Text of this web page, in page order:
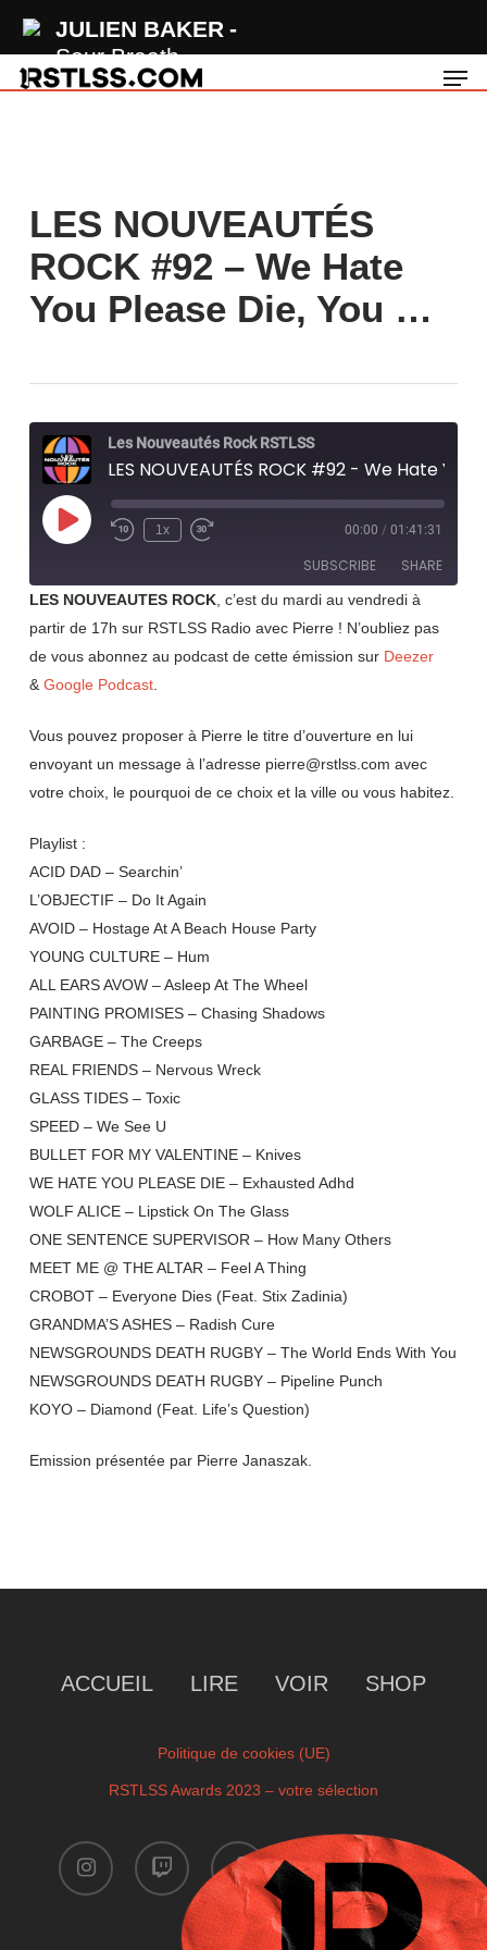
JULIEN BAKER
Sour Breath
main
LES NOUVEAUTÉS
ROCK #92 – We Hate
You Please Die, You …
Les Nouveautés Rock RSTLSS
Play
Episode Rewind
1x
Fast
seconds
00:00 / 01:41:31
SUBSCRIBE SHARE
RSS FEED
SHARE
LINK
LES NOUVEAUTES ROCK, c’est du mardi au vendredi à
partir de 17h sur RSTLSS Radio avec Pierre ! N’oubliez pas
de vous abonnez au podcast de cette émission sur Deezer
& Google Podcast.
Vous pouvez proposer à Pierre le titre d’ouverture en lui
envoyant un message à l’adresse pierre@rstlss.com avec
votre choix, le pourquoi de ce choix et la ville ou vous habitez.
Playlist :
ACID DAD – Searchin’
L’OBJECTIF – Do It Again
AVOID – Hostage At A Beach House Party
YOUNG CULTURE – Hum
ALL EARS AVOW – Asleep At The Wheel
PAINTING PROMISES – Chasing Shadows
GARBAGE – The Creeps
REAL FRIENDS – Nervous Wreck
GLASS TIDES – Toxic
SPEED – We See U
BULLET FOR MY VALENTINE – Knives
WE HATE YOU PLEASE DIE – Exhausted Adhd
WOLF ALICE – Lipstick On The Glass
ONE SENTENCE SUPERVISOR – How Many Others
MEET ME @ THE ALTAR – Feel A Thing
CROBOT – Everyone Dies (Feat. Stix Zadinia)
GRANDMA’S ASHES – Radish Cure
NEWSGROUNDS DEATH RUGBY – The World Ends With You
NEWSGROUNDS DEATH RUGBY – Pipeline Punch
KOYO – Diamond (Feat. Life’s Question)
Emission présentée par Pierre Janaszak.
ACCUEIL LIRE VOIR SHOP
Politique de cookies (UE)
RSTLSS Awards 2023 – votre sélection
instagram twitch facebook youtube
x-
twitter